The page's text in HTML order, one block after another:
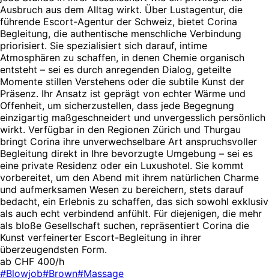
Ausbruch aus dem Alltag wirkt. Über Lustagentur, die
führende Escort-Agentur der Schweiz, bietet Corina
Begleitung, die authentische menschliche Verbindung
priorisiert. Sie spezialisiert sich darauf, intime
Atmosphären zu schaffen, in denen Chemie organisch
entsteht – sei es durch anregenden Dialog, geteilte
Momente stillen Verstehens oder die subtile Kunst der
Präsenz. Ihr Ansatz ist geprägt von echter Wärme und
Offenheit, um sicherzustellen, dass jede Begegnung
einzigartig maßgeschneidert und unvergesslich persönlich
wirkt. Verfügbar in den Regionen Zürich und Thurgau
bringt Corina ihre unverwechselbare Art anspruchsvoller
Begleitung direkt in Ihre bevorzugte Umgebung – sei es
eine private Residenz oder ein Luxushotel. Sie kommt
vorbereitet, um den Abend mit ihrem natürlichen Charme
und aufmerksamen Wesen zu bereichern, stets darauf
bedacht, ein Erlebnis zu schaffen, das sich sowohl exklusiv
als auch echt verbindend anfühlt. Für diejenigen, die mehr
als bloße Gesellschaft suchen, repräsentiert Corina die
Kunst verfeinerter Escort-Begleitung in ihrer
überzeugendsten Form.
ab CHF 400/h
#Blowjob#Brown#Massage